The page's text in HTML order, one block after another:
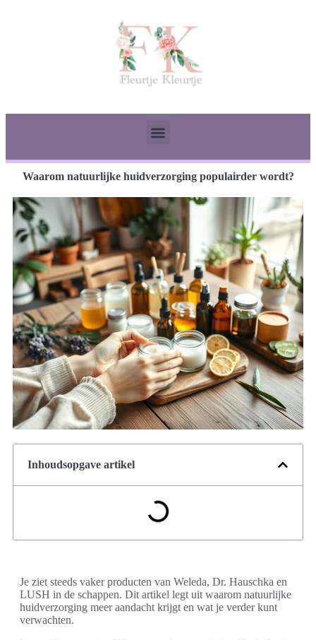
Waarom natuurlijke huidverzorging populairder wordt?
Inhoudsopgave artikel
Je ziet steeds vaker producten van Weleda, Dr. Hauschka en
LUSH in de schappen. Dit artikel legt uit waarom natuurlijke
huidverzorging meer aandacht krijgt en wat je verder kunt
verwachten.